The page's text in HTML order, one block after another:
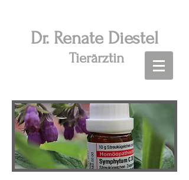
Dr. Renate Diestel
Tierärztin